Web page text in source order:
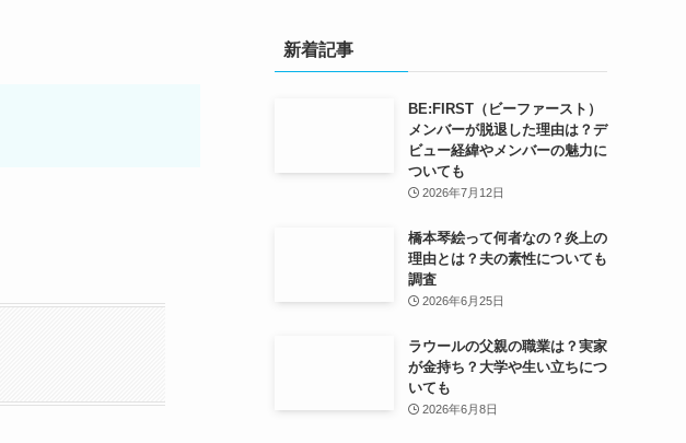
新着記事
BE:FIRST（ビーファースト）
メンバーが脱退した理由は？デ
ビュー経緯やメンバーの魅力に
ついても
2026年7月12日
橋本琴絵って何者なの？炎上の
理由とは？夫の素性についても
調査
2026年6月25日
ラウールの父親の職業は？実家
が金持ち？大学や生い立ちにつ
いても
2026年6月8日